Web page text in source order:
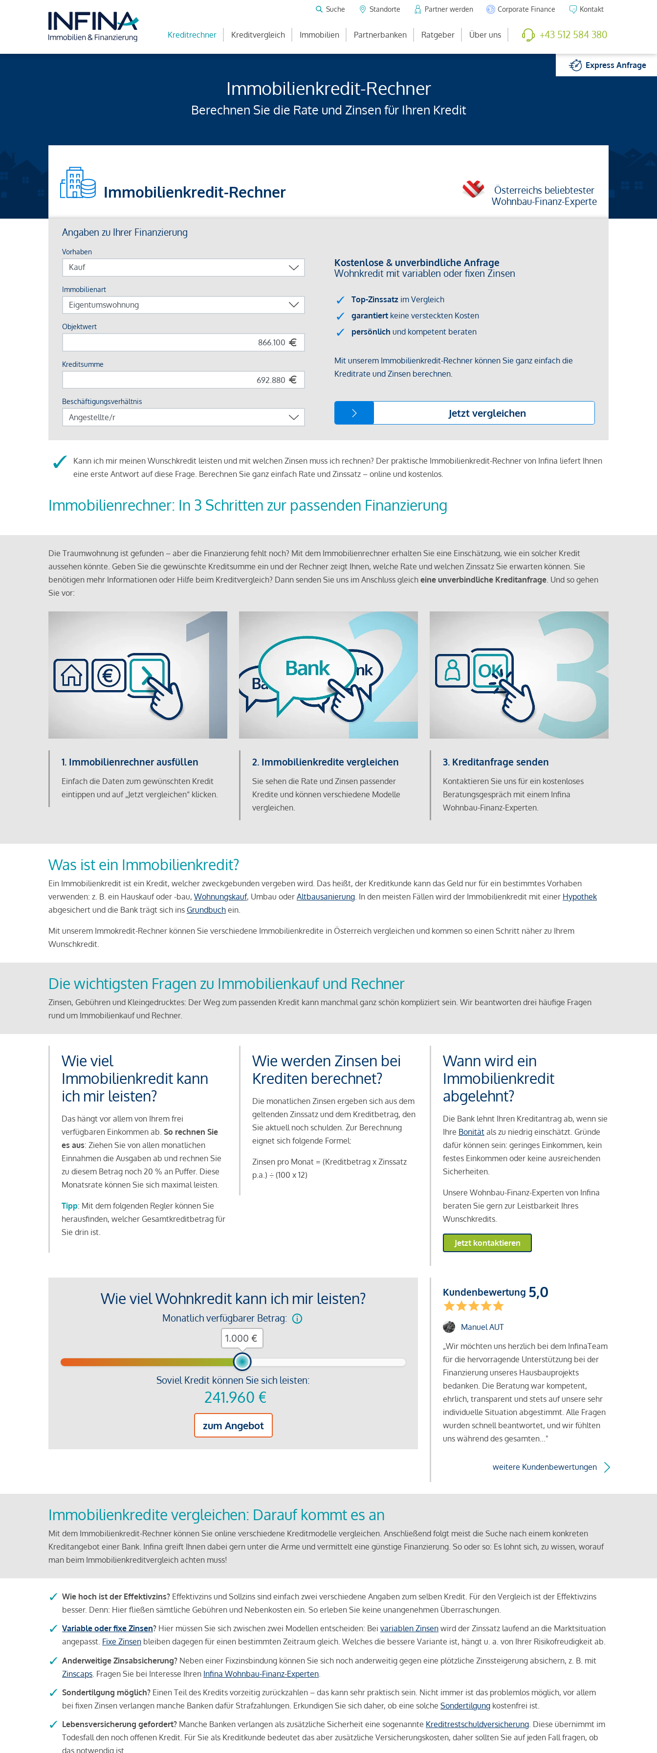
Suche Standorte Partner werden Corporate Finance Kontakt
Kreditrechner Kreditvergleich Immobilien Partnerbanken Ratgeber Über uns +43 512 584 380
ExpressAnfrage
Immobilienkredit-Rechner
Berechnen Sie die Rate und Zinsen für Ihren Kredit
Immobilienkredit-Rechner
Österreichs beliebtester
Wohnbau-Finanz-Experte
Kann ich mir meinen Wunschkredit leisten und mit welchen Zinsen muss ich rechnen? Der praktische Immobilienkredit-Rechner von Infina liefert Ihnen
eine erste Antwort auf diese Frage. Berechnen Sie ganz einfach Rate und Zinssatz – online und kostenlos.
Immobilienrechner: In 3 Schritten zur passenden Finanzierung
Die Traumwohnung ist gefunden – aber die Finanzierung fehlt noch? Mit dem Immobilienrechner erhalten Sie eine Einschätzung, wie ein solcher Kredit
aussehen könnte. Geben Sie die gewünschte Kreditsumme ein und der Rechner zeigt Ihnen, welche Rate und welchen Zinssatz Sie erwarten können. Sie
benötigen mehr Informationen oder Hilfe beim Kreditvergleich? Dann senden Sie uns im Anschluss gleich eine unverbindliche Kreditanfrage. Und so gehen
Sie vor:
1. Immobilienrechner ausfüllen
Einfach die Daten zum gewünschten Kredit
eintippen und auf „Jetzt vergleichen“ klicken.
2. Immobilienkredite vergleichen
Sie sehen die Rate und Zinsen passender
Kredite und können verschiedene Modelle
vergleichen.
3. Kreditanfrage senden
Kontaktieren Sie uns für ein kostenloses
Beratungsgespräch mit einem Infina
Wohnbau-Finanz-Experten.
Was ist ein Immobilienkredit?
Ein Immobilienkredit ist ein Kredit, welcher zweckgebunden vergeben wird. Das heißt, der Kreditkunde kann das Geld nur für ein bestimmtes Vorhaben
verwenden: z. B. ein Hauskauf oder -bau, Wohnungskauf, Umbau oder Altbausanierung. In den meisten Fällen wird der Immobilienkredit mit einer Hypothek
abgesichert und die Bank trägt sich ins Grundbuch ein.
Mit unserem Immokredit-Rechner können Sie verschiedene Immobilienkredite in Österreich vergleichen und kommen so einen Schritt näher zu Ihrem
Wunschkredit.
Die wichtigsten Fragen zu Immobilienkauf und Rechner
Zinsen, Gebühren und Kleingedrucktes: Der Weg zum passenden Kredit kann manchmal ganz schön kompliziert sein. Wir beantworten drei häufige Fragen
rund um Immobilienkauf und Rechner.
Wie viel
Immobilienkredit kann
ich mir leisten?
Das hängt vor allem von Ihrem frei
verfügbaren Einkommen ab. So rechnen Sie
es aus: Ziehen Sie von allen monatlichen
Einnahmen die Ausgaben ab und rechnen Sie
zu diesem Betrag noch 20 % an Puffer. Diese
Monatsrate können Sie sich maximal leisten.
Tipp: Mit dem folgenden Regler können Sie
herausfinden, welcher Gesamtkreditbetrag für
Sie drin ist.
Wie werden Zinsen bei
Krediten berechnet?
Die monatlichen Zinsen ergeben sich aus dem
geltenden Zinssatz und dem Kreditbetrag, den
Sie aktuell noch schulden. Zur Berechnung
eignet sich folgende Formel:
Zinsen pro Monat = (Kreditbetrag x Zinssatz
p.a.) ÷ (100 x 12)
Wann wird ein
Immobilienkredit
abgelehnt?
Die Bank lehnt Ihren Kreditantrag ab, wenn sie
Ihre Bonitätals zu niedrig einschätzt. Gründe
dafür können sein: geringes Einkommen, kein
festes Einkommen oder keine ausreichenden
Sicherheiten.
Unsere Wohnbau-Finanz-Experten von Infina
beraten Sie gern zur Leistbarkeit Ihres
Wunschkredits.
Jetzt kontaktieren
Wie viel Wohnkredit kann ich mir leisten?
Monatlich verfügbarer Betrag:
Soviel Kredit können Sie sich leisten:
241.960 €
zum Angebot
€
Kundenbewertung 5,0
Manuel AUT
„Wir möchten uns herzlich bei dem InfinaTeam
für die hervorragende Unterstützung bei der
Finanzierung unseres Hausbauprojekts
bedanken. Die Beratung war kompetent,
ehrlich, transparent und stets auf unsere sehr
individuelle Situation abgestimmt. Alle Fragen
wurden schnell beantwortet, und wir fühlten
uns während des gesamten..."
weitere Kundenbewertungen
Immobilienkredite vergleichen: Darauf kommt es an
Mit dem Immobilienkredit-Rechner können Sie online verschiedene Kreditmodelle vergleichen. Anschließend folgt meist die Suche nach einem konkreten
Kreditangebot einer Bank. Infina greift Ihnen dabei gern unter die Arme und vermittelt eine günstige Finanzierung. So oder so: Es lohnt sich, zu wissen, worauf
man beim Immobilienkreditvergleich achten muss!
Wie hoch ist der Effektivzins? Effektivzins und Sollzins sind einfach zwei verschiedene Angaben zum selben Kredit. Für den Vergleich ist der Effektivzins
besser. Denn: Hier fließen sämtliche Gebühren und Nebenkosten ein. So erleben Sie keine unangenehmen Überraschungen.
Variable oder fixe Zinsen? Hier müssen Sie sich zwischen zwei Modellen entscheiden: Bei variablen Zinsen wird der Zinssatz laufend an die Marktsituation
angepasst. Fixe Zinsen bleiben dagegen für einen bestimmten Zeitraum gleich. Welches die bessere Variante ist, hängt u. a. von Ihrer Risikofreudigkeit ab.
Anderweitige Zinsabsicherung? Neben einer Fixzinsbindung können Sie sich noch anderweitig gegen eine plötzliche Zinssteigerung absichern, z. B. mit
Zinscaps . Fragen Sie bei Interesse Ihren Infina Wohnbau-Finanz-Experten
Sondertilgung möglich? Einen Teil des Kredits vorzeitig zurückzahlen – das kann sehr praktisch sein. Nicht immer ist das problemlos möglich, vor allem
bei fixen Zinsen verlangen manche Banken dafür Strafzahlungen. Erkundigen Sie sich daher, ob eine solche Sondertilgung kostenfrei ist.
Lebensversicherung gefordert? Manche Banken verlangen als zusätzliche Sicherheit eine sogenannte Kreditrestschuldversicherung . Diese übernimmt im
Todesfall den noch offenen Kredit. Für Sie als Kreditkunde bedeutet das aber zusätzliche Versicherungskosten, daher sollten Sie auf jeden Fall fragen, ob
das notwendig ist.